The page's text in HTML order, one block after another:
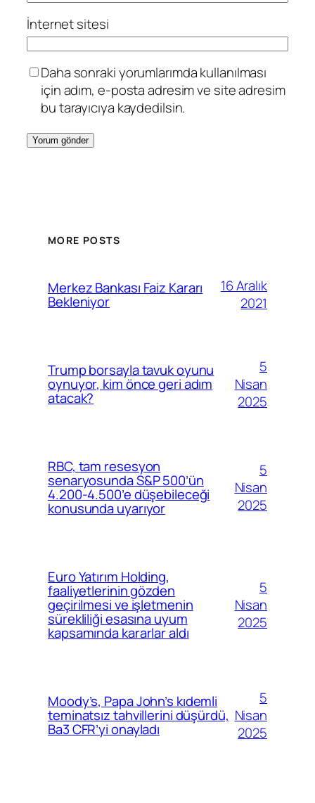
İnternet sitesi
Daha sonraki yorumlarımda kullanılması
için adım, e-posta adresim ve site adresim
bu tarayıcıya kaydedilsin.
MORE POSTS
Merkez Bankası Faiz Kararı
Bekleniyor
16 Aralık
2021
Trump borsayla tavuk oyunu
oynuyor, kim önce geri adım
atacak?
5
Nisan
2025
RBC, tam resesyon
senaryosunda S&P 500’ün
4.200-4.500’e düşebileceği
konusunda uyarıyor
5
Nisan
2025
Euro Yatırım Holding,
faaliyetlerinin gözden
geçirilmesi ve işletmenin
sürekliliği esasına uyum
kapsamında kararlar aldı
5
Nisan
2025
Moody’s, Papa John’s kıdemli
teminatsız tahvillerini düşürdü,
Ba3 CFR’yi onayladı
5
Nisan
2025